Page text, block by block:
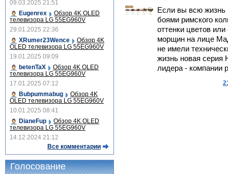
Если вы всю жизнь
боями римского
оттенки цветов
морщин на лице
не имели
жизнь новая серия
лидера - компании
09.03.2025 21:51
Eugenrex
Обзор 4K OLED
телевизора LG 55EG960V
29.01.2025 22:36
XRumer23Wence
Обзор 4K
OLED телевизора LG 55EG960V
19.01.2025 09:09
betenTaX
Обзор 4K OLED
телевизора LG 55EG960V
17.01.2025 07:12
Bubpummabug
Обзор 4K
OLED телевизора LG 55EG960V
10.01.2025 08:41
DianeFup
Обзор 4K OLED
телевизора LG 55EG960V
14.12.2024 21:12
Все комментарии
Голосование